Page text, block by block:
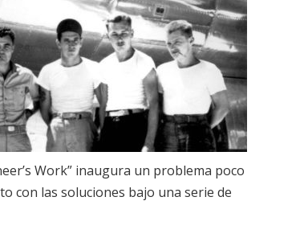
Work” inaugura un problema poco
con las soluciones bajo una serie de